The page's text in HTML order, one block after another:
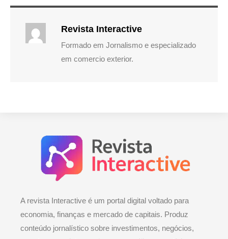
Revista Interactive
Formado em Jornalismo e especializado
em comercio exterior.
A revista Interactive é um portal digital voltado para
economia, finanças e mercado de capitais. Produz
conteúdo jornalístico sobre investimentos, negócios,